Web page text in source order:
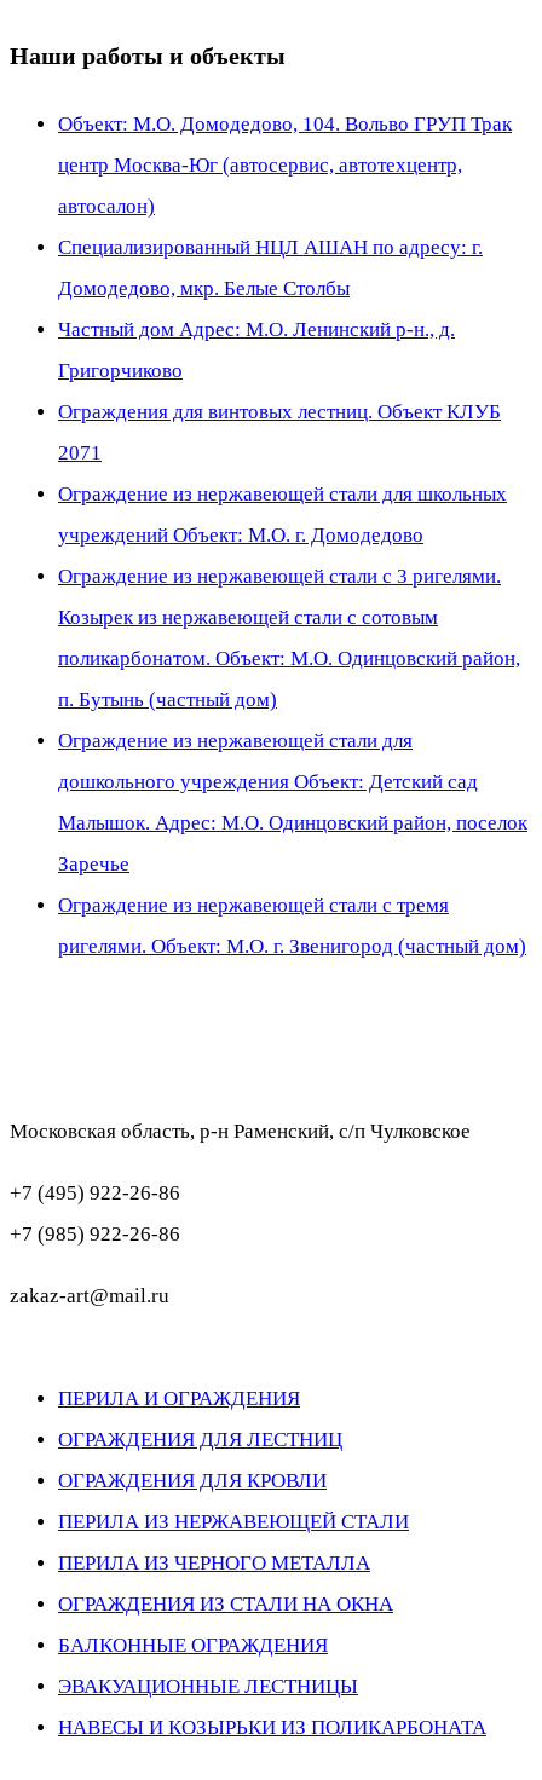
Наши работы и объекты
Объект: М.О. Домодедово, 104. Вольво ГРУП Трак
центр Москва-Юг (автосервис, автотехцентр,
автосалон)
Специализированный НЦЛ АШАН по адресу: г.
Домодедово, мкр. Белые Столбы
Частный дом Адрес: М.О. Ленинский р-н., д.
Григорчиково
Ограждения для винтовых лестниц. Объект КЛУБ
2071
Ограждение из нержавеющей стали для школьных
учреждений Объект: М.О. г. Домодедово
Ограждение из нержавеющей стали с 3 ригелями.
Козырек из нержавеющей стали с сотовым
поликарбонатом. Объект: М.О. Одинцовский район,
п. Бутынь (частный дом)
Ограждение из нержавеющей стали для
дошкольного учреждения Объект: Детский сад
Малышок. Адрес: М.О. Одинцовский район, поселок
Заречье
Ограждение из нержавеющей стали с тремя
ригелями. Объект: М.О. г. Звенигород (частный дом)
Московская область, р-н Раменский, с/п Чулковское
+7 (495) 922-26-86
+7 (985) 922-26-86
zakaz-art@mail.ru
ПЕРИЛА И ОГРАЖДЕНИЯ
ОГРАЖДЕНИЯ ДЛЯ ЛЕСТНИЦ
ОГРАЖДЕНИЯ ДЛЯ КРОВЛИ
ПЕРИЛА ИЗ НЕРЖАВЕЮЩЕЙ СТАЛИ
ПЕРИЛА ИЗ ЧЕРНОГО МЕТАЛЛА
ОГРАЖДЕНИЯ ИЗ СТАЛИ НА ОКНА
БАЛКОННЫЕ ОГРАЖДЕНИЯ
ЭВАКУАЦИОННЫЕ ЛЕСТНИЦЫ
НАВЕСЫ И КОЗЫРЬКИ ИЗ ПОЛИКАРБОНАТА